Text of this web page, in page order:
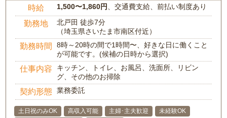
時給 1,500〜1,860円 、交通費支給、前払い制度あり
勤務地
北戸田 徒歩7分
（埼玉県さいたま市南区付近）
勤務時間
8時～20時の間で1時間〜、好きな日に働くこと
が可能です。(候補の日時から選択)
仕事内容
キッチン、トイレ、お風呂、洗面所、リビン
グ、その他のお掃除
契約形態 業務委託
土日祝のみOK 高収入可能 主婦･主夫歓迎
未経験OK